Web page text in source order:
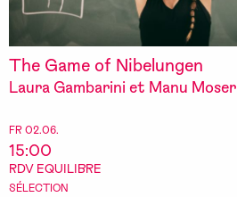
FR 02.06.
15:00
RDV EQUILIBRE
SÉLECTION
The Game of Nibelungen
Laura Gambarini et Manu Moser